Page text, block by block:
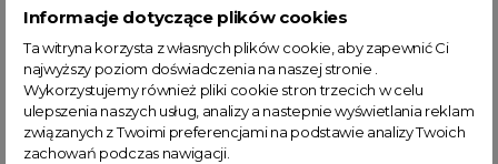
subtelnością i stylem, doskonale wpisując się w atmosferę
eleganckich wydarzeń.
Powiązane kategorie:
Odzież damska Zobacz wszystkie produkty Clamodi Sukienki
Sukienki wieczorowe
Sukienki hiszpanki
Informacje dotyczące plików cookies
Ta witryna korzysta z własnych plików cookie, aby zapewnić Ci
najwyższy poziom doświadczenia na naszej stronie .
Wykorzystujemy również pliki cookie stron trzecich w celu
ulepszenia naszych usług, analizy a nastepnie wyświetlania reklam
związanych z Twoimi preferencjami na podstawie analizy Twoich
zachowań podczas nawigacji.